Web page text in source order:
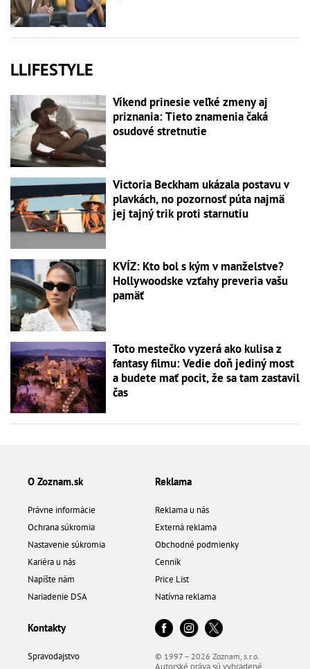
LLIFESTYLE
Víkend prinesie veľké zmeny aj
priznania: Tieto znamenia čaká
osudové stretnutie
Victoria Beckham ukázala postavu v
plavkách, no pozornosť púta najmä
jej tajný trik proti starnutiu
KVÍZ: Kto bol s kým v manželstve?
Hollywoodske vzťahy preveria vašu
pamäť
Toto mestečko vyzerá ako kulisa z
fantasy filmu: Vedie doň jediný most
a budete mať pocit, že sa tam zastavil
čas
O Zoznam.sk
Právne informácie
Ochrana súkromia
Nastavenie súkromia
Kariéra u nás
Napíšte nám
Nariadenie DSA
Reklama
Reklama u nás
Externá reklama
Obchodné podmienky
Cenník
Price List
Natívna reklama
Kontakty
Spravodajstvo
© 1997 – 2026 Zoznam, s.r.o.